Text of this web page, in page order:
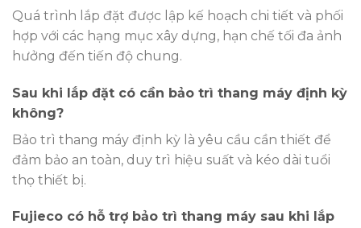
Quá trình lắp đặt được lập kế hoạch chi tiết và phối
hợp với các hạng mục xây dựng, hạn chế tối đa ảnh
hưởng đến tiến độ chung.
Sau khi lắp đặt có cần bảo trì thang máy định kỳ
không?
Bảo trì thang máy định kỳ là yêu cầu cần thiết để
đảm bảo an toàn, duy trì hiệu suất và kéo dài tuổi
thọ thiết bị.
Fujieco có hỗ trợ bảo trì thang máy sau khi lắp